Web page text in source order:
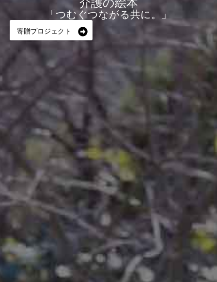
介護の絵本
「つむぐつながる共に。」
寄贈プロジェクト